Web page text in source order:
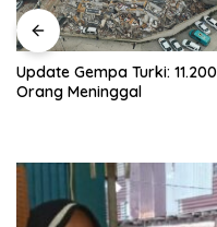
Update Gempa Turki: 11.200
Orang Meninggal